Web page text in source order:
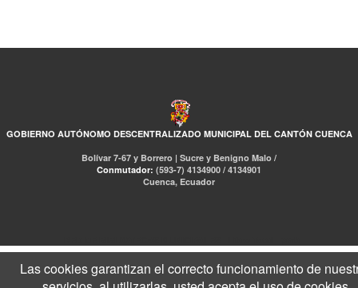
GOBIERNO AUTÓNOMO DESCENTRALIZADO MUNICIPAL DEL CANTÓN CUENCA
Bolívar 7-67 y Borrero | Sucre y Benigno Malo /
Conmutador: (593-7) 4134900 / 4134901
Cuenca, Ecuador
Las cookies garantizan el correcto funcionamiento de